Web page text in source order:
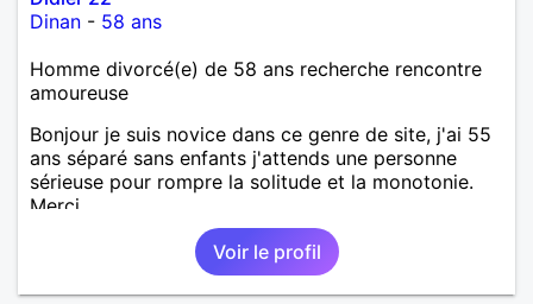
Dinan - 58 ans
Homme divorcé(e) de 58 ans recherche rencontre
amoureuse
Bonjour je suis novice dans ce genre de site, j'ai 55
ans séparé sans enfants j'attends une personne
sérieuse pour rompre la solitude et la monotonie.
Merci.
Voir le profil